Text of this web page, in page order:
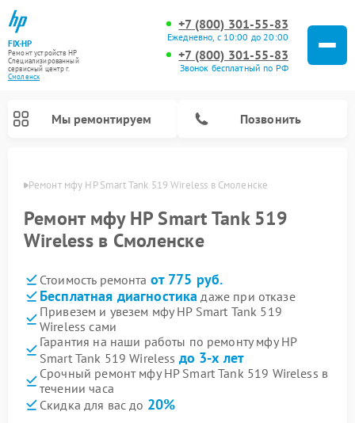
FIX-HP
Ремонт устройств HP
Специализированный
cервисный центр г.
Смоленск
+7 (800) 301-55-83
Ежедневно, с 10:00 до 20:00
+7 (800) 301-55-83
Звонок бесплатный по РФ
Мы ремонтируем Позвонить
Ремонт мфу HP Smart Tank 519 Wireless в Смоленске
Ремонт мфу HP Smart Tank 519
Wireless в Смоленске
Стоимость ремонта от 775 руб.
Бесплатная диагностика даже при отказе
Привезем и увезем мфу HP Smart Tank 519
Wireless сами
Гарантия на наши работы по ремонту мфу HP
Smart Tank 519 Wireless до 3-х лет
Срочный ремонт мфу HP Smart Tank 519 Wireless в
течении часа
Скидка для вас до 20%